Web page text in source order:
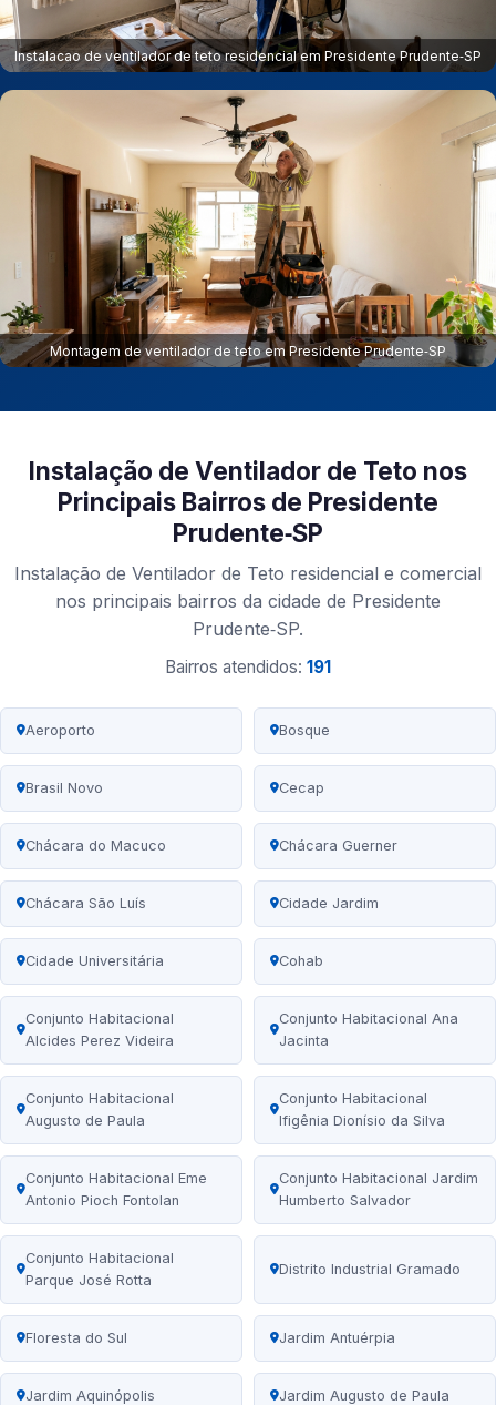
Instalacao de ventilador de teto residencial em Presidente Prudente‑SP
Montagem de ventilador de teto em Presidente Prudente‑SP
Instalação de Ventilador de Teto nos
Principais Bairros de Presidente
Prudente‑SP
Instalação de Ventilador de Teto residencial e comercial
nos principais bairros da cidade de Presidente
Prudente‑SP.
Bairros atendidos: 191
Aeroporto Bosque
Brasil Novo Cecap
Chácara do Macuco Chácara Guerner
Chácara São Luís Cidade Jardim
Cidade Universitária Cohab
Conjunto Habitacional
Alcides Perez Videira
Conjunto Habitacional Ana
Jacinta
Conjunto Habitacional
Augusto de Paula
Conjunto Habitacional
Ifigênia Dionísio da Silva
Conjunto Habitacional Eme
Antonio Pioch Fontolan
Conjunto Habitacional Jardim
Humberto Salvador
Conjunto Habitacional
Parque José Rotta
Distrito Industrial Gramado
Floresta do Sul Jardim Antuérpia
Jardim Aquinópolis Jardim Augusto de Paula